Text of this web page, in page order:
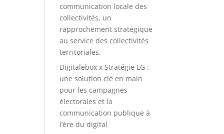
communication locale des
collectivités, un
rapprochement stratégique
au service des collectivités
territoriales.
Digitalebox x Stratégie LG :
une solution clé en main
pour les campagnes
électorales et la
communication publique à
l’ère du digital